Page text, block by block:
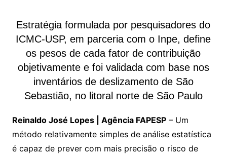
Estratégia formulada por pesquisadores do
ICMC-USP, em parceria com o Inpe, define
os pesos de cada fator de contribuição
objetivamente e foi validada com base nos
inventários de deslizamento de São
Sebastião, no litoral norte de São Paulo
Reinaldo José Lopes | Agência FAPESP– Um
método relativamente simples de análise estatística
é capaz de prever com mais precisão o risco de